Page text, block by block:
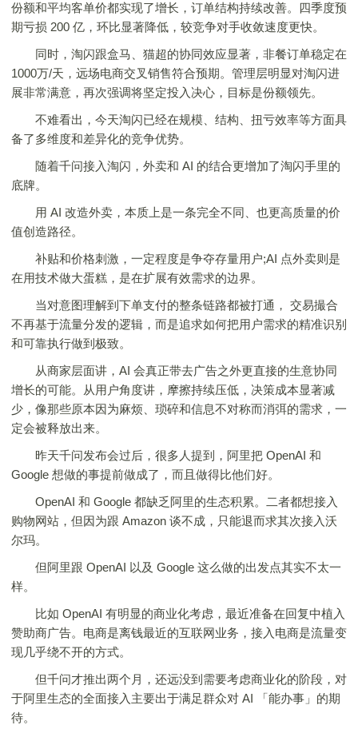
份额和平均客单价都实现了增长，订单结构持续改善。四季度预
期亏损 200 亿，环比显著降低，较竞争对手收敛速度更快。
同时，淘闪跟盒马、猫超的协同效应显著，非餐订单稳定在
1000万/天，远场电商交叉销售符合预期。管理层明显对淘闪进
展非常满意，再次强调将坚定投入决心，目标是份额领先。
不难看出，今天淘闪已经在规模、结构、扭亏效率等方面具
备了多维度和差异化的竞争优势。
随着千问接入淘闪，外卖和 AI 的结合更增加了淘闪手里的
底牌。
用 AI 改造外卖，本质上是一条完全不同、也更高质量的价
值创造路径。
补贴和价格刺激，一定程度是争夺存量用户;AI 点外卖则是
在用技术做大蛋糕，是在扩展有效需求的边界。
当对意图理解到下单支付的整条链路都被打通， 交易撮合
不再基于流量分发的逻辑，而是追求如何把用户需求的精准识别
和可靠执行做到极致。
从商家层面讲，AI 会真正带去广告之外更直接的生意协同
增长的可能。从用户角度讲，摩擦持续压低，决策成本显著减
少，像那些原本因为麻烦、琐碎和信息不对称而消弭的需求，一
定会被释放出来。
昨天千问发布会过后，很多人提到，阿里把 OpenAI 和
Google 想做的事提前做成了，而且做得比他们好。
OpenAI 和 Google 都缺乏阿里的生态积累。二者都想接入
购物网站，但因为跟 Amazon 谈不成，只能退而求其次接入沃
尔玛。
但阿里跟 OpenAI 以及 Google 这么做的出发点其实不太一
样。
比如 OpenAI 有明显的商业化考虑，最近准备在回复中植入
赞助商广告。电商是离钱最近的互联网业务，接入电商是流量变
现几乎绕不开的方式。
但千问才推出两个月，还远没到需要考虑商业化的阶段，对
于阿里生态的全面接入主要出于满足群众对 AI 「能办事」的期
待。